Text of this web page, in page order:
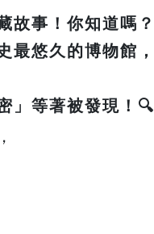
故事！你知道嗎？
最悠久的博物館，
」等著被發現！🔍